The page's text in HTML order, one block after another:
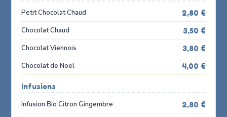
Petit Chocolat Chaud 2,80 €
Chocolat Chaud 3,50 €
Chocolat Viennois 3,80 €
Chocolat de Noël 4,00 €
Infusions
Infusion Bio Citron Gingembre 2,80 €